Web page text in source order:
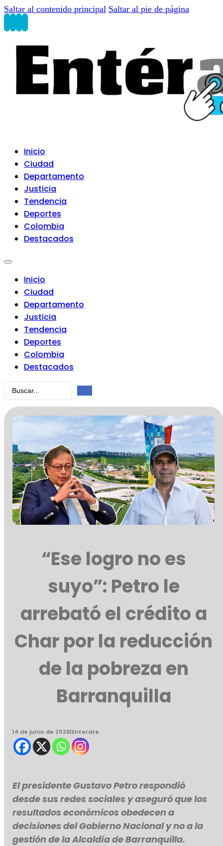
Saltar al contenido principal Saltar al pie de página
Inicio
Ciudad
Departamento
Justicia
Tendencia
Deportes
Colombia
Destacados
Inicio
Ciudad
Departamento
Justicia
Tendencia
Deportes
Colombia
Destacados
Search
“Ese logro no es
suyo”: Petro le
arrebató el crédito a
Char por la reducción
de la pobreza en
Barranquilla
14 de junio de 2026|Enterate
El presidente Gustavo Petro respondió
desde sus redes sociales y aseguró que los
resultados económicos obedecen a
decisiones del Gobierno Nacional y no a la
gestión de la Alcaldía de Barranquilla.